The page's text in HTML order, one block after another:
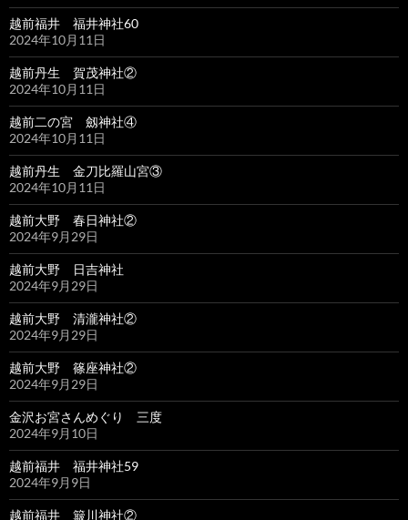
越前福井 福井神社60
2024年10月11日
越前丹生 賀茂神社②
2024年10月11日
越前二の宮 劔神社④
2024年10月11日
越前丹生 金刀比羅山宮③
2024年10月11日
越前大野 春日神社②
2024年9月29日
越前大野 日吉神社
2024年9月29日
越前大野 清瀧神社②
2024年9月29日
越前大野 篠座神社②
2024年9月29日
金沢お宮さんめぐり 三度
2024年9月10日
越前福井 福井神社59
2024年9月9日
越前福井 簸川神社②